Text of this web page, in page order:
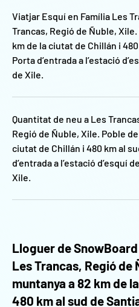
Viatjar Esquí en Família Les
Trancas, Regió de Ñuble,
km de la ciutat de Chillán i
Porta d’entrada a l’estació
de Xile.
Quantitat de neu a Les
Regió de Ñuble, Xile. Poble
ciutat de Chillán i 480 km al
d’entrada a l’estació d’esquí
Xile.
Lloguer de
Les Trancas, Regió de
muntanya a 82 km de
480 km al sud de